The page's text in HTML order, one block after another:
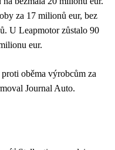
za 17 milionů eur, bez
U Leapmotor zůstalo 90
eur.
oběma výrobcům za
Journal Auto.